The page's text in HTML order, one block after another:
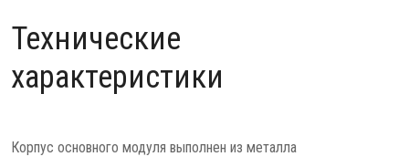
Технические
характеристики
Корпус основного модуля выполнен из металла